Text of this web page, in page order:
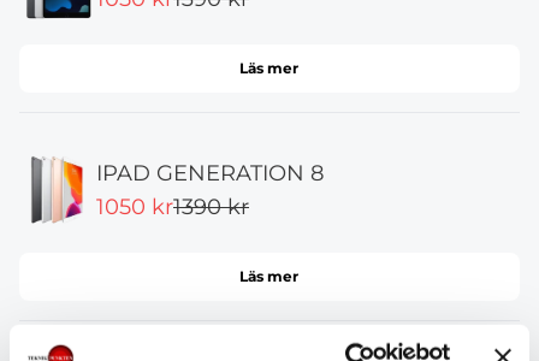
Läs mer
IPAD GENERATION 8
1050 kr1390 kr
Läs mer